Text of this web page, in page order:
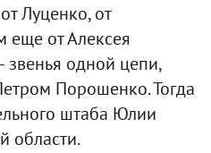
Луценко, от
еще от Алексея
звенья одной цепи,
Порошенко. Тогда
штаба Юлии
области.